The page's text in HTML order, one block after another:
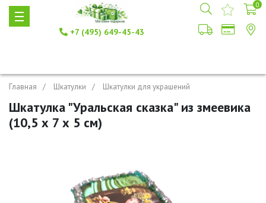
+7 (495) 649-45-43
0
Главная Шкатулки Шкатулки для украшений
Шкатулка "Уральская сказка" из змеевика
(10,5 х 7 х 5 см)